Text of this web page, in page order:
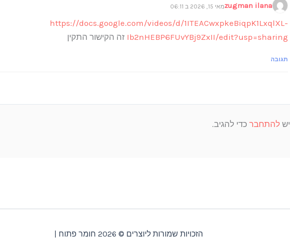
zugman ilanaמאי 15, 2026 ב 06:11
https://docs.google.com/videos/d/1ITEACwxpkeBiqpK1LxqlXL-
Ib2nHEBP6FUvYBj9ZxII/edit?usp=sharing זה הקישור התקין
תגובה
יש להתחבר כדי להגיב.
הזכויות שמורות ליוצרים © 2026 חומר פתוח |